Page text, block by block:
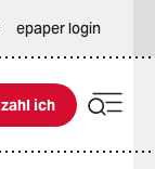
epaper login
ich ich